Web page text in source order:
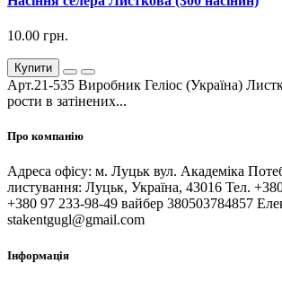
10.00 грн.
Купити
Арт.21-535 Виробник Геліос (Україна)
рости в затінених...
Про компанію
Адреса офісу: м. Луцьк вул. Академіка
листування: Луцьк, Україна, 43016 Тел.
+380 97 233-98-49 вайбер 380503784857
stakentgugl@gmail.com
Інформація